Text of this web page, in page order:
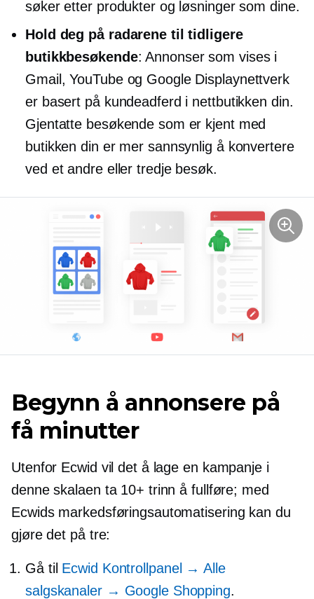
søker etter produkter og løsninger som dine.
Hold deg på radarene til tidligere
butikkbesøkende: Annonser som vises i
Gmail, YouTube og Google Displaynettverk
er basert på kundeadferd i nettbutikken din.
Gjentatte besøkende som er kjent med
butikken din er mer sannsynlig å konvertere
ved et andre eller tredje besøk.
Begynn å annonsere på
få minutter
Utenfor Ecwid vil det å lage en kampanje i
denne skalaen ta 10+ trinn å fullføre; med
Ecwids markedsføringsautomatisering kan du
gjøre det på tre:
Gå til Ecwid Kontrollpanel → Alle
salgskanaler → Google Shopping.